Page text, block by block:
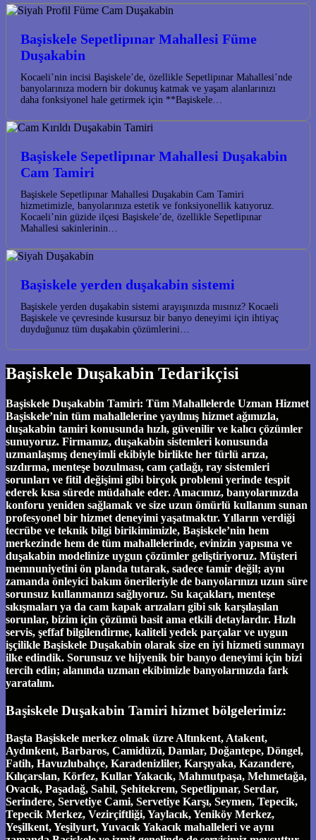
Başiskele Sepetlipınar Mahallesi Füme
Duşakabin
Kocaeli’nin incisi Başiskele’de, özellikle Sepetlipınar Mahallesi’nde
banyolarınıza modern bir dokunuş katmak ve yaşam alanlarınızı
daha fonksiyonel hale getirmek için **Başiskele…
Başiskele Sepetlipınar Mahallesi Duşakabin
Cam Tamiri
Başiskele Sepetlipınar Mahallesi Duşakabin Cam Tamiri
hizmetimizle, banyolarınıza estetik ve fonksiyonellik katıyoruz.
Kocaeli’nin güzide ilçesi Başiskele’de, özellikle Sepetlipınar
Mahallesi sakinlerinin…
Başiskele yerden duşakabin sistemi
Başiskele yerden duşakabin sistemi arayışınızda mısınız? Kocaeli
Başiskele ve çevresinde kusursuz bir banyo deneyimi için ihtiyaç
duyduğunuz tüm duşakabin çözümlerini…
Başiskele Duşakabin Tedarikçisi
Başiskele Duşakabin Tamiri: Tüm Mahallelerde Uzman Hizmet
Başiskele’nin tüm mahallelerine yayılmış hizmet ağımızla,
duşakabin tamiri konusunda hızlı, güvenilir ve kalıcı çözümler
sunuyoruz. Firmamız, duşakabin sistemleri konusunda
uzmanlaşmış deneyimli ekibiyle birlikte her türlü arıza,
sızdırma, menteşe bozulması, cam çatlağı, ray sistemleri
sorunları ve fitil değişimi gibi birçok problemi yerinde tespit
ederek kısa sürede müdahale eder. Amacımız, banyolarınızda
konforu yeniden sağlamak ve size uzun ömürlü kullanım sunan
profesyonel bir hizmet deneyimi yaşatmaktır. Yılların verdiği
tecrübe ve teknik bilgi birikimimizle, Başiskele’nin hem
merkezinde hem de tüm mahallelerinde, evinizin yapısına ve
duşakabin modelinize uygun çözümler geliştiriyoruz. Müşteri
memnuniyetini ön planda tutarak, sadece tamir değil; aynı
zamanda önleyici bakım önerileriyle de banyolarınızı uzun süre
sorunsuz kullanmanızı sağlıyoruz. Su kaçakları, menteşe
sıkışmaları ya da cam kapak arızaları gibi sık karşılaşılan
sorunlar, bizim için çözümü basit ama etkili detaylardır. Hızlı
servis, şeffaf bilgilendirme, kaliteli yedek parçalar ve uygun
işçilikle Başiskele Duşakabin olarak size en iyi hizmeti sunmayı
ilke edindik. Sorunsuz ve hijyenik bir banyo deneyimi için bizi
tercih edin; alanında uzman ekibimizle banyolarınızda fark
yaratalım.
Başiskele Duşakabin Tamiri hizmet bölgelerimiz:
Başta Başiskele merkez olmak üzre Altınkent, Atakent,
Aydınkent, Barbaros, Camidüzü, Damlar, Doğantepe, Döngel,
Fatih, Havuzlubahçe, Karadenizliler, Karşıyaka, Kazandere,
Kılıçarslan, Körfez, Kullar Yakacık, Mahmutpaşa, Mehmetağa,
Ovacık, Paşadağ, Sahil, Şehitekrem, Sepetlipınar, Serdar,
Serindere, Servetiye Cami, Servetiye Karşı, Seymen, Tepecik,
Tepecik Merkez, Vezirçiftliği, Yaylacık, Yeniköy Merkez,
Yeşilkent, Yeşilyurt, Yuvacık Yakacık mahalleleri ve aynı